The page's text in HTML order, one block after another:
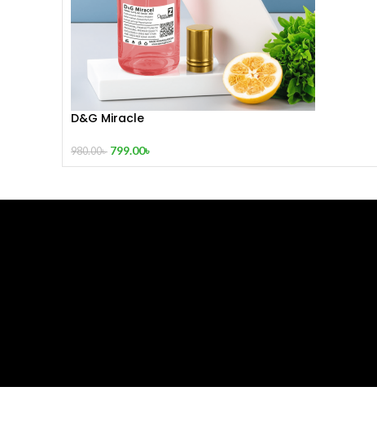
D&G Miracle
980.00৳ 799.00৳